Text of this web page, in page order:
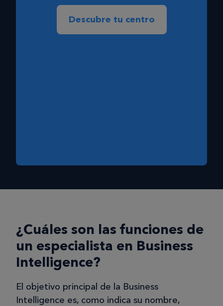
Descubre tu centro
¿Cuáles son las funciones de
un especialista en Business
Intelligence?
El objetivo principal de la Business
Intelligence es, como indica su nombre,